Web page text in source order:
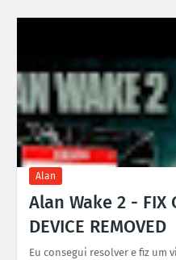
Alan
Alan Wake 2 - FIX
DEVICE REMOVED
Eu consegui resolver e fiz um